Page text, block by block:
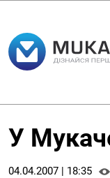
У
04.04.2007 | 18:35